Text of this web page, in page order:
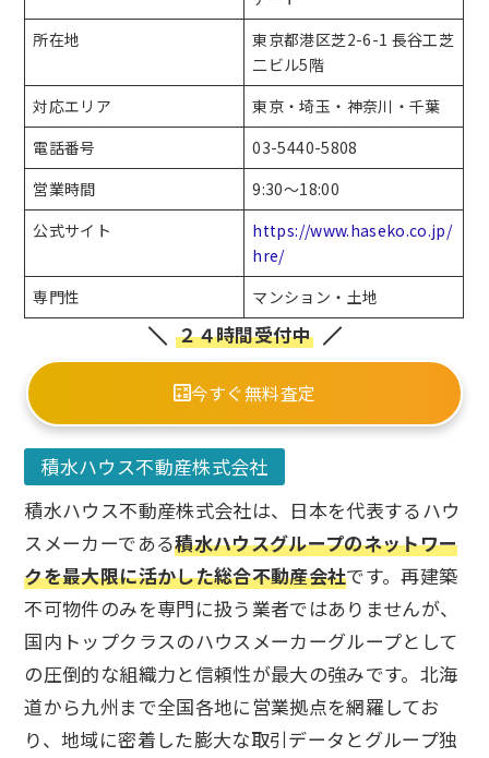
所在地
東京都港区芝2-6-1 長谷工芝
二ビル5階
対応エリア
東京・埼玉・神奈川・千葉
電話番号
03-5440-5808
営業時間
9:30～18:00
公式サイト
https://www.haseko.co.jp/
hre/
専門性
マンション・土地
２４時間受付中
今すぐ無料査定
積水ハウス不動産株式会社
積水ハウス不動産株式会社は、日本を代表するハウ
スメーカーである積水ハウスグループのネットワー
クを最大限に活かした総合不動産会社です。再建築
不可物件のみを専門に扱う業者ではありませんが、
国内トップクラスのハウスメーカーグループとして
の圧倒的な組織力と信頼性が最大の強みです。北海
道から九州まで全国各地に営業拠点を網羅してお
り、地域に密着した膨大な取引データとグループ独